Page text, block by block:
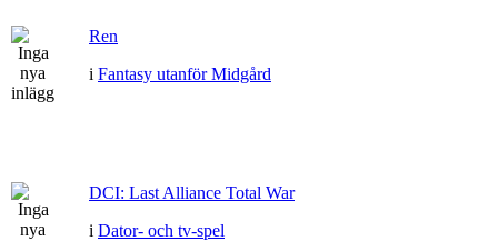
Ren
i Fantasy utanför Midgård
DCI: Last Alliance Total War
i Dator- och tv-spel